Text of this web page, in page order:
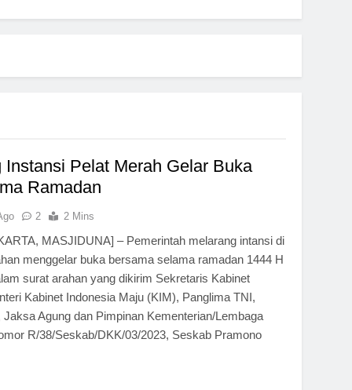
Instansi Pelat Merah Gelar Buka
Ramadan
2 2 Mins
MASJIDUNA] – Pemerintah melarang intansi di
menggelar buka bersama selama ramadan 1444 H
surat arahan yang dikirim Sekretaris Kabinet
Kabinet Indonesia Maju (KIM), Panglima TNI,
Jaksa Agung dan Pimpinan Kementerian/Lembaga
R/38/Seskab/DKK/03/2023, Seskab Pramono